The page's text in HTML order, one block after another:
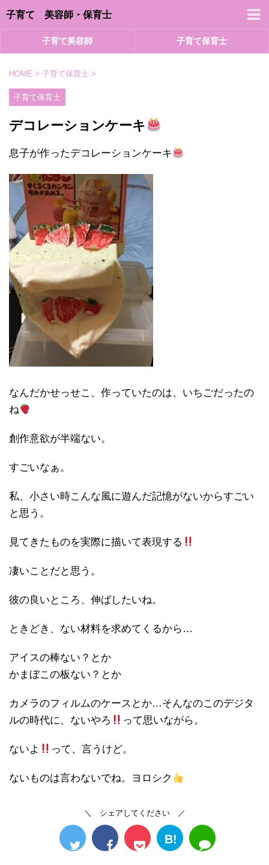
子育て 美容師・保育士
子育て美容師 子育て保育士
HOME > 子育て保育士 >
子育て保育士
デコレーションケーキ
息子が作ったデコレーションケーキ
なんだかせっせこ、作っていたのは、いちごだったの
ね
創作意欲が半端ない。
すごいなぁ。
私、小さい時こんな風に遊んだ記憶がないからすごい
と思う。
見てきたものを実際に描いて表現する
凄いことだと思う。
彼の良いところ、伸ばしたいね。
ときどき、ない材料を求めてくるから…
アイスの棒ない？とか
かまぼこの板ない？とか
カメラのフィルムのケースとか…そんなのこのデジタ
ルの時代に、ないやろ
って思いながら。
ないよ って、言うけど。
ないものは言わないでね。ヨロシク
＼ シェアしてください ／
B!